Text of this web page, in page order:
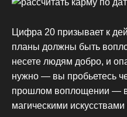
Цифра 20 призывает к
планы должны быть
несете людям добро, и
нужно — вы пробьетесь
прошлом воплощении —
магическими